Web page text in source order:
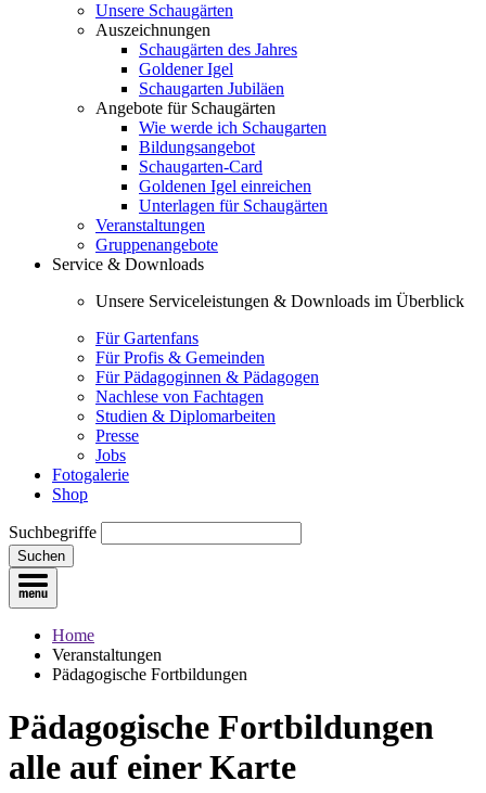
Unsere Schaugärten
Auszeichnungen
Schaugärten des Jahres
Goldener Igel
Schaugarten Jubiläen
Angebote für Schaugärten
Wie werde ich Schaugarten
Bildungsangebot
Schaugarten-Card
Goldenen Igel einreichen
Unterlagen für Schaugärten
Veranstaltungen
Gruppenangebote
Service & Downloads
Unsere Serviceleistungen & Downloads im Überblick
Für Gartenfans
Für Profis & Gemeinden
Für Pädagoginnen & Pädagogen
Nachlese von Fachtagen
Studien & Diplomarbeiten
Presse
Jobs
Fotogalerie
Shop
Suchbegriffe
Suchen
Home
Veranstaltungen
Pädagogische Fortbildungen
Pädagogische Fortbildungen
alle auf einer Karte